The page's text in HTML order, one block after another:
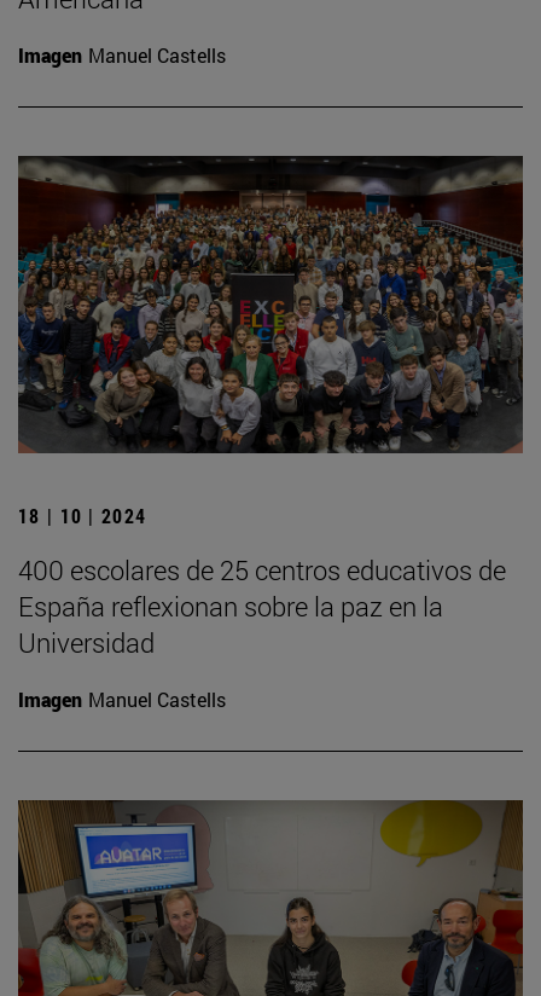
Imagen Manuel Castells
18 | 10 | 2024
400 escolares de 25 centros educativos de
España reflexionan sobre la paz en la
Universidad
Imagen Manuel Castells